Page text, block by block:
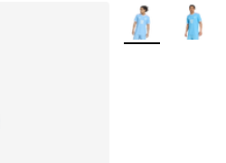
Weitere Farben